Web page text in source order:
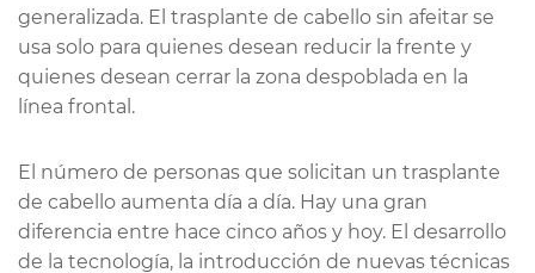
generalizada. El trasplante de cabello sin afeitar se
usa solo para quienes desean reducir la frente y
quienes desean cerrar la zona despoblada en la
línea frontal.
El número de personas que solicitan un trasplante
de cabello aumenta día a día. Hay una gran
diferencia entre hace cinco años y hoy. El desarrollo
de la tecnología, la introducción de nuevas técnicas